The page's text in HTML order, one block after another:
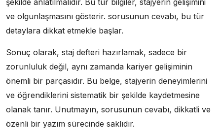
şekilde anlatılmalıdır. Bu tür bilgiler, stajyerin gelişimini
ve olgunlaşmasını gösterir. sorusunun cevabı, bu tür
detaylara dikkat etmekle başlar.
Sonuç olarak, staj defteri hazırlamak, sadece bir
zorunluluk değil, aynı zamanda kariyer gelişiminin
önemli bir parçasıdır. Bu belge, stajyerin deneyimlerini
ve öğrendiklerini sistematik bir şekilde kaydetmesine
olanak tanır. Unutmayın, sorusunun cevabı, dikkatli ve
özenli bir yazım sürecinde saklıdır.